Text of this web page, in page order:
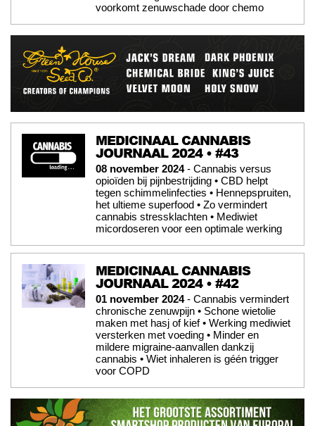
voorkomt zenuwschade door chemo
MEDICINAAL CANNABIS
JOURNAAL 2024 • #43
08 november 2024- Cannabis versus
opioïden bij pijnbestrijding • CBD helpt
tegen schimmelinfecties • Hennepspruiten,
het ultieme superfood • Zo vermindert
cannabis stressklachten • Mediwiet
micordoseren voor een optimale werking
MEDICINAAL CANNABIS
JOURNAAL 2024 • #42
01 november 2024- Cannabis vermindert
chronische zenuwpijn • Schone wietolie
maken met hasj of kief • Werking mediwiet
versterken met voeding • Minder en
mildere migraine-aanvallen dankzij
cannabis • Wiet inhaleren is géén trigger
voor COPD